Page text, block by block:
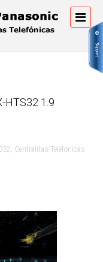
HTS32 1.9
, Centralitas Telefónicas